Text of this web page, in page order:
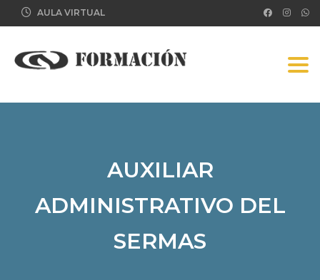
AULA VIRTUAL
AUXILIAR
ADMINISTRATIVO DEL
SERMAS